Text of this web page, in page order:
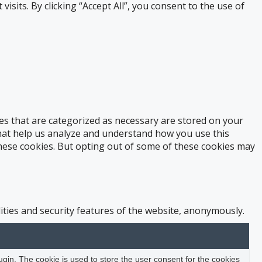
By clicking “Accept All”, you consent to the use of
that are categorized as necessary are stored on your
help us analyze and understand how you use this
cookies. But opting out of some of these cookies may
and security features of the website, anonymously.
The cookie is used to store the user consent for the cookies